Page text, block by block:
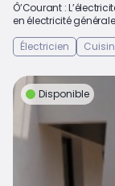
Ô’Courant :
en électricité
Électricien
Disponible